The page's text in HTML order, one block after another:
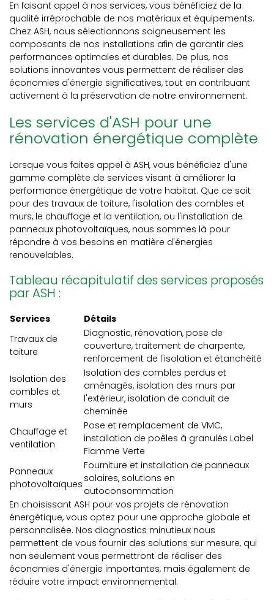
En faisant appel à nos services, vous bénéficiez de la
qualité irréprochable de nos matériaux et équipements.
Chez ASH, nous sélectionnons soigneusement les
composants de nos installations afin de garantir des
performances optimales et durables. De plus, nos
solutions innovantes vous permettent de réaliser des
économies d'énergie significatives, tout en contribuant
activement à la préservation de notre environnement.
Les services d'ASH pour une
rénovation énergétique complète
Lorsque vous faites appel à ASH, vous bénéficiez d'une
gamme complète de services visant à améliorer la
performance énergétique de votre habitat. Que ce soit
pour des travaux de toiture, l'isolation des combles et
murs, le chauffage et la ventilation, ou l'installation de
panneaux photovoltaïques, nous sommes là pour
répondre à vos besoins en matière d'énergies
renouvelables.
Tableau récapitulatif des services proposés
par ASH :
Services
Détails
Travaux de
toiture
Diagnostic, rénovation, pose de
couverture, traitement de charpente,
renforcement de l'isolation et étanchéité
Isolation des
combles et
murs
Isolation des combles perdus et
aménagés, isolation des murs par
l'extérieur, isolation de conduit de
cheminée
Chauffage et
ventilation
Pose et remplacement de VMC,
installation de poêles à granulés Label
Flamme Verte
Panneaux
photovoltaïques
Fourniture et installation de panneaux
solaires, solutions en
autoconsommation
En choisissant ASH pour vos projets de rénovation
énergétique, vous optez pour une approche globale et
personnalisée. Nos diagnostics minutieux nous
permettent de vous fournir des solutions sur mesure, qui
non seulement vous permettront de réaliser des
économies d'énergie importantes, mais également de
réduire votre impact environnemental.